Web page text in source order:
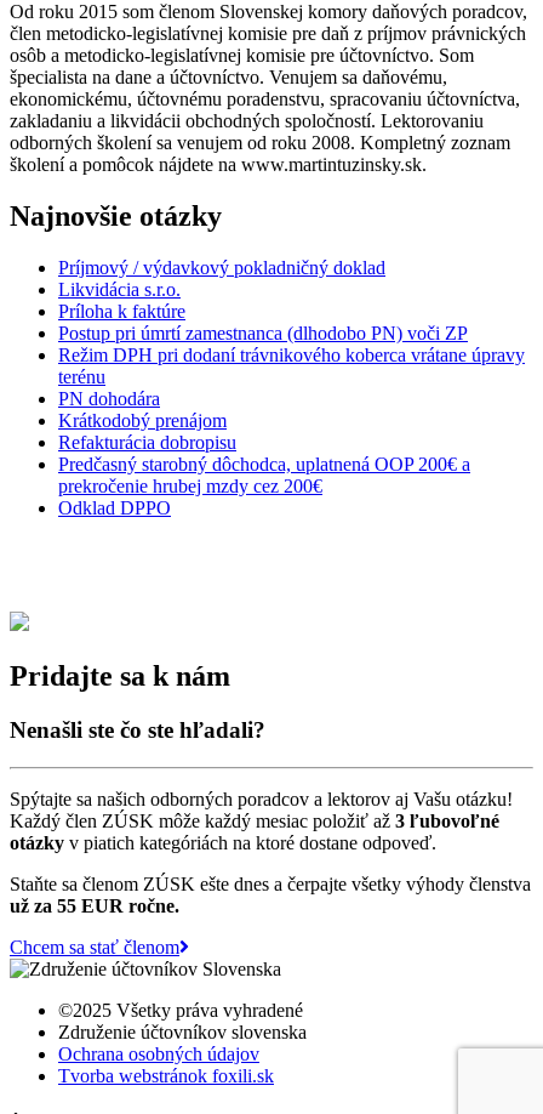
Od roku 2015 som členom Slovenskej komory daňových poradcov,
člen metodicko-legislatívnej komisie pre daň z príjmov právnických
osôb a metodicko-legislatívnej komisie pre účtovníctvo. Som
špecialista na dane a účtovníctvo. Venujem sa daňovému,
ekonomickému, účtovnému poradenstvu, spracovaniu účtovníctva,
zakladaniu a likvidácii obchodných spoločností. Lektorovaniu
odborných školení sa venujem od roku 2008. Kompletný zoznam
školení a pomôcok nájdete na www.martintuzinsky.sk.
Najnovšie otázky
Príjmový / výdavkový pokladničný doklad
Likvidácia s.r.o.
Príloha k faktúre
Postup pri úmrtí zamestnanca (dlhodobo PN) voči ZP
Režim DPH pri dodaní trávnikového koberca vrátane úpravy
terénu
PN dohodára
Krátkodobý prenájom
Refakturácia dobropisu
Predčasný starobný dôchodca, uplatnená OOP 200€ a
prekročenie hrubej mzdy cez 200€
Odklad DPPO
Pridajte sa k nám
Nenašli ste čo ste hľadali?
Spýtajte sa našich odborných poradcov a lektorov aj Vašu otázku!
Každý člen ZÚSK môže každý mesiac položiť až 3 ľubovoľné
otázky v piatich kategóriách na ktoré dostane odpoveď.
Staňte sa členom ZÚSK ešte dnes a čerpajte všetky výhody členstva
už za 55 EUR ročne.
Chcem sa stať členom
©2025 Všetky práva vyhradené
Združenie účtovníkov slovenska
Ochrana osobných údajov
Tvorba webstránok foxili.sk